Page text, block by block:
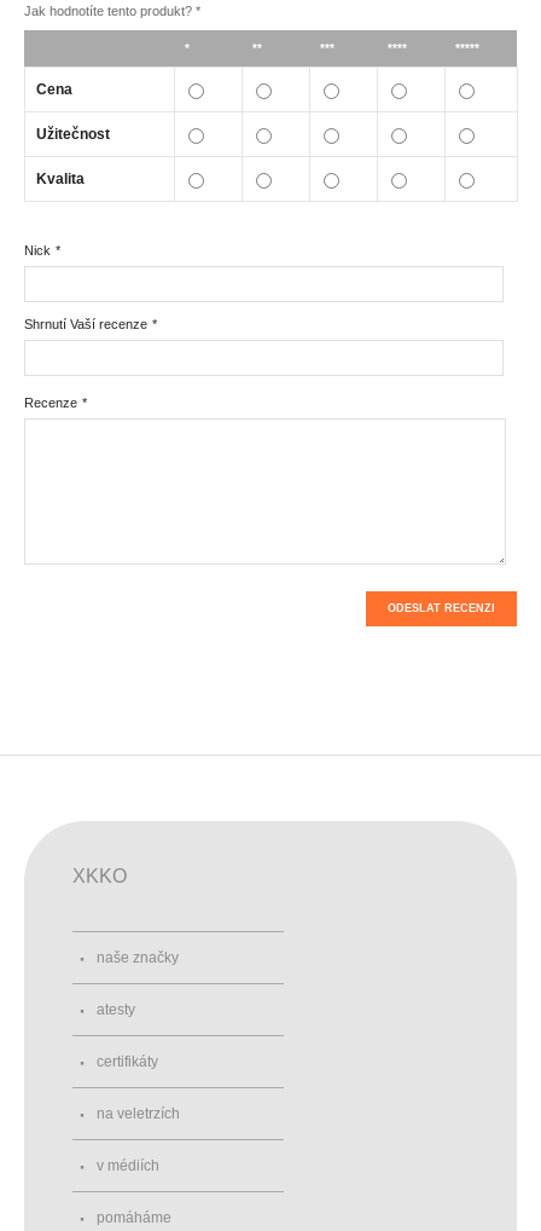
Jak hodnotíte tento produkt? *
* ** *** **** *****
Cena
Užitečnost
Kvalita
*
Nick
*
Shrnutí Vaší recenze
*
Recenze
ODESLAT RECENZI
XKKO
naše značky
atesty
certifikáty
na veletrzích
v médiích
pomáháme